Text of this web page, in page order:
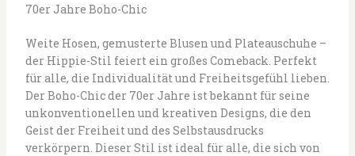
70er Jahre Boho-Chic
Weite Hosen, gemusterte Blusen und Plateauschuhe –
der Hippie-Stil feiert ein großes Comeback. Perfekt
für alle, die Individualität und Freiheitsgefühl lieben.
Der Boho-Chic der 70er Jahre ist bekannt für seine
unkonventionellen und kreativen Designs, die den
Geist der Freiheit und des Selbstausdrucks
verkörpern. Dieser Stil ist ideal für alle, die sich von